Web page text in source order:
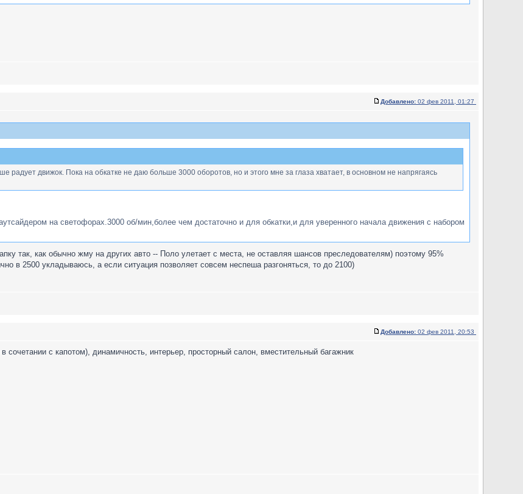
Добавлено: 02 фев 2011, 01:27
радует движок. Пока на обкатке не даю больше 3000 оборотов, но и этого мне за глаза хватает, в основном не напрягаясь
на светофорах.3000 об/мин,более чем достаточно и для обкатки,и для уверенного начала движения с набором
так, как обычно жму на других авто -- Поло улетает с места, не оставляя шансов преследователям) поэтому 95%
в 2500 укладываюсь, а если ситуация позволяет совсем неспеша разгоняться, то до 2100)
Добавлено: 02 фев 2011, 20:53
с капотом), динамичность, интерьер, просторный салон, вместительный багажник